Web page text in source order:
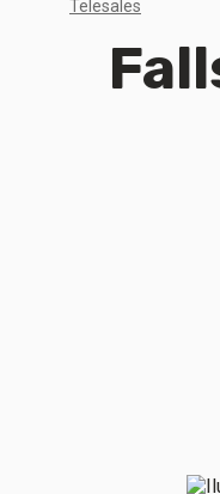
Telesales